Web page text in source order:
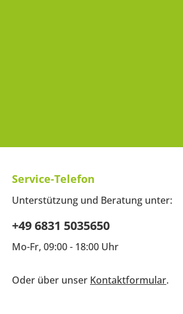
Service-Telefon
Unterstützung und Beratung unter:
+49 6831 5035650
Mo-Fr, 09:00 - 18:00 Uhr
Oder über unser Kontaktformular.